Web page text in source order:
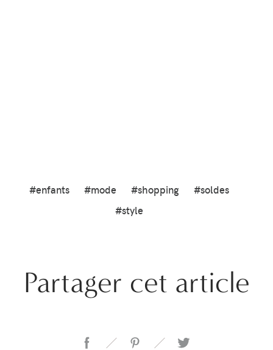
#enfants #mode #shopping
#soldes
#style
Partager cet article